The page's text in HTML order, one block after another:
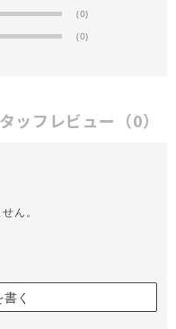
(0)
(0)
ッフレビュー （0）
ん。
く